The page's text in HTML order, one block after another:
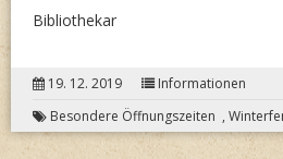
Bibliothekar
19. 12. 2019
Informationen
Besondere Öffnungszeiten ,